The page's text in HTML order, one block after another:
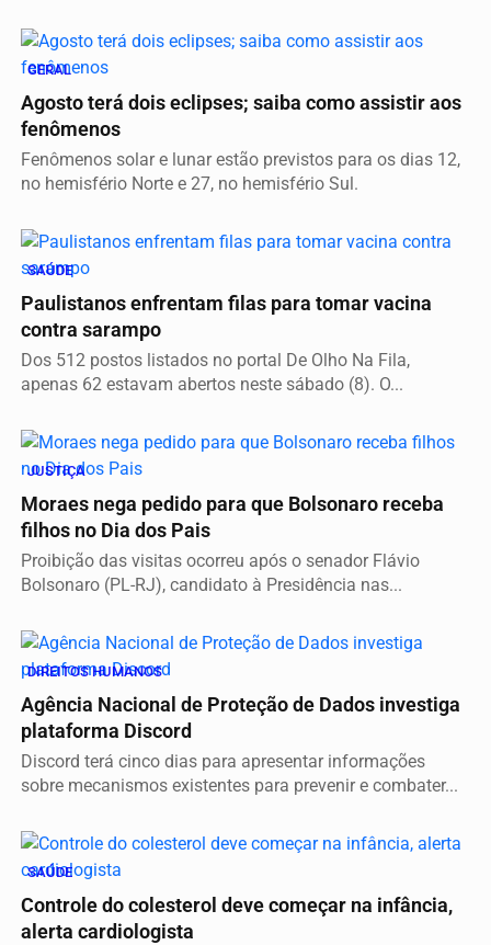
GERAL
Agosto terá dois eclipses; saiba como assistir aos
fenômenos
Fenômenos solar e lunar estão previstos para os dias 12,
no hemisfério Norte e 27, no hemisfério Sul.
SAÚDE
Paulistanos enfrentam filas para tomar vacina
contra sarampo
Dos 512 postos listados no portal De Olho Na Fila,
apenas 62 estavam abertos neste sábado (8). O...
JUSTIÇA
Moraes nega pedido para que Bolsonaro receba
filhos no Dia dos Pais
Proibição das visitas ocorreu após o senador Flávio
Bolsonaro (PL-RJ), candidato à Presidência nas...
DIREITOS HUMANOS
Agência Nacional de Proteção de Dados investiga
plataforma Discord
Discord terá cinco dias para apresentar informações
sobre mecanismos existentes para prevenir e combater...
SAÚDE
Controle do colesterol deve começar na infância,
alerta cardiologista